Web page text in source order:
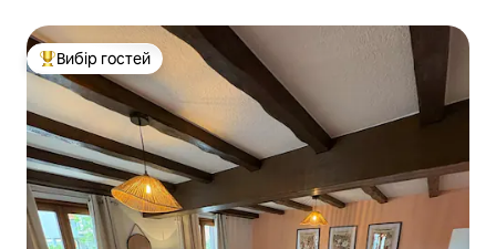
Топ вибір гостей
Вибір гостей